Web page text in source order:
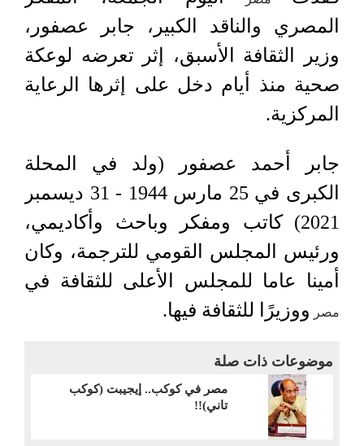
المصري والناقد الكبير، جابر عصفور،
وزير الثقافة الأسبق، إثر تعرضه لوعكة
صحية منذ أيام دخل على إثرها الرعاية
المركزية.
جابر أحمد عصفور (ولد في المحلة
الكبرى في 25 مارس 1944 - 31 ديسمبر
2021) كاتب ومفكر وباحث وأكاديمي،
ورئيس المجلس القومي للترجمة، وكان
أمينا عاما للمجلس الأعلى للثقافة في
مصر ووزيرًا للثقافة فيها.
موضوعات ذات صلة
مصر في كوكب.. إيجيبت (كوكب
تاني)!!